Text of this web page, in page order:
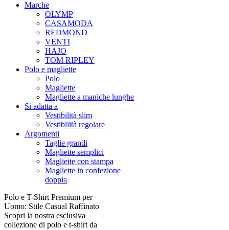
Marche
OLYMP
CASAMODA
REDMOND
VENTI
HAJO
TOM RIPLEY
Polo e magliette
Polo
Magliette
Magliette a maniche lunghe
Si adatta a
Vestibilità slim
Vestibilità regolare
Argomenti
Taglie grandi
Magliette semplici
Magliette con stampa
Magliette in confezione
doppia
Polo e T-Shirt Premium per
Uomo: Stile Casual Raffinato
Scopri la nostra esclusiva
collezione di polo e t-shirt da